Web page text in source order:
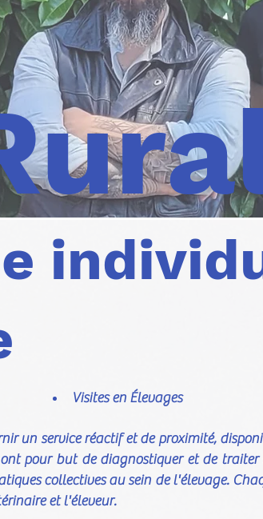
Visites en Élevages
un service réactif et de proximité,
pour but de diagnostiquer et de
collectives au sein de l'élevage.
et l'éleveur.